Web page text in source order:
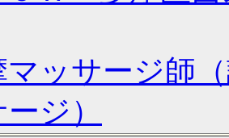
ッサージ師
ジ）